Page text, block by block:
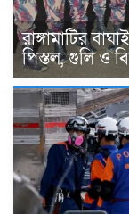
রাঙ্গামাটির
পিস্তল, গুলি ও